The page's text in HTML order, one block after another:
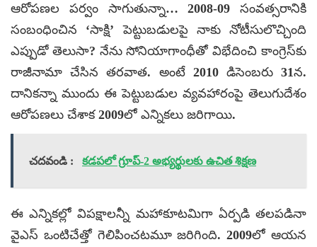
ఆరోపణల పర్వం సాగుతున్నా… 2008-09 సంవత్సరానికి
సంబంధించిన ‘సాక్షి’ పెట్టుబడులపై నాకు నోటీసులొచ్చింది
ఎప్పుడో తెలుసా? నేను సోనియాగాంధీతో విభేదించి కాంగ్రెస్‌కు
రాజీనామా చేసిన తరవాత. అంటే 2010 డిసెంబరు 31న.
దానికన్నా ముందు ఈ పెట్టుబడుల వ్యవహారంపై తెలుగుదేశం
ఆరోపణలు చేశాక 2009లో ఎన్నికలు జరిగాయి.
చదవండి : కడపలో గ్రూప్-2 అభ్యర్థులకు ఉచిత శిక్షణ
ఈ ఎన్నికల్లో విపక్షాలన్నీ మహాకూటమిగా ఏర్పడి తలపడినా
వైఎస్ ఒంటిచేత్తో గెలిపించటమూ జరిగింది. 2009లో ఆయన